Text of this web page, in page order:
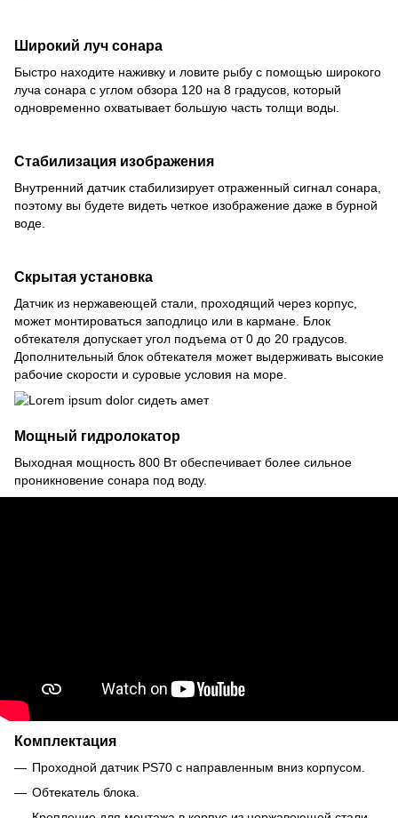
Широкий луч сонара
Быстро находите наживку и ловите рыбу с помощью широкого
луча сонара с углом обзора 120 на 8 градусов, который
одновременно охватывает большую часть толщи воды.
Стабилизация изображения
Внутренний датчик стабилизирует отраженный сигнал сонара,
поэтому вы будете видеть четкое изображение даже в бурной
воде.
Скрытая установка
Датчик из нержавеющей стали, проходящий через корпус,
может монтироваться заподлицо или в кармане. Блок
обтекателя допускает угол подъема от 0 до 20 градусов.
Дополнительный блок обтекателя может выдерживать высокие
рабочие скорости и суровые условия на море.
Мощный гидролокатор
Выходная мощность 800 Вт обеспечивает более сильное
проникновение сонара под воду.
Комплектация
Проходной датчик PS70 с направленным вниз корпусом.
Обтекатель блока.